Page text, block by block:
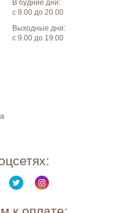
В будние дни:
с 9.00 до 20.00
Выходные дни:
с 9.00 до 19.00